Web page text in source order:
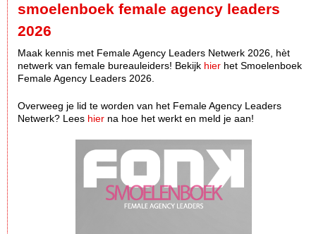
smoelenboek female agency leaders
2026
Maak kennis met Female Agency Leaders Netwerk 2026, hèt
netwerk van female bureauleiders! Bekijk hier het Smoelenboek
Female Agency Leaders 2026.
Overweeg je lid te worden van het Female Agency Leaders
Netwerk? Lees hier na hoe het werkt en meld je aan!